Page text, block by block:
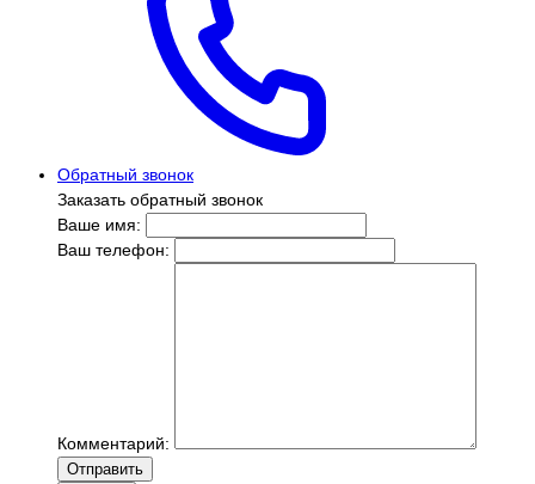
Обратный звонок
Заказать обратный звонок
Ваше имя:
Ваш телефон:
Комментарий:
Отправить